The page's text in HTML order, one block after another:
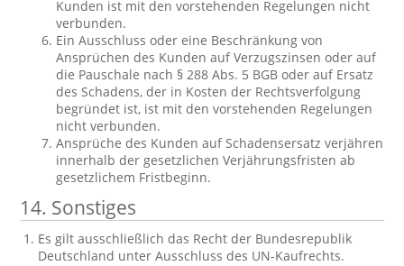
Kunden ist mit den vorstehenden Regelungen nicht
verbunden.
Ein Ausschluss oder eine Beschränkung von
Ansprüchen des Kunden auf Verzugszinsen oder auf
die Pauschale nach § 288 Abs. 5 BGB oder auf Ersatz
des Schadens, der in Kosten der Rechtsverfolgung
begründet ist, ist mit den vorstehenden Regelungen
nicht verbunden.
Ansprüche des Kunden auf Schadensersatz verjähren
innerhalb der gesetzlichen Verjährungsfristen ab
gesetzlichem Fristbeginn.
14. Sonstiges
Es gilt ausschließlich das Recht der Bundesrepublik
Deutschland unter Ausschluss des UN-Kaufrechts.